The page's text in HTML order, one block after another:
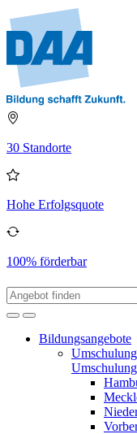
30 Standorte
Hohe Erfolgsquote
100% förderbar
Bildungsangebote
Umschulung
Umschulung